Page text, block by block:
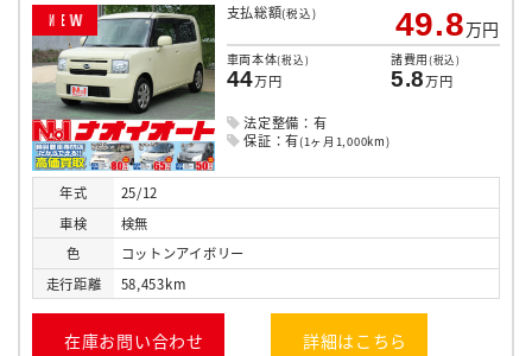
N E W 支払総額(税込) 49.8万円
車両本体(税込)
44万円
諸費用(税込)
5.8万円
法定整備：有
保証：有(1ヶ月1,000km)
年式
25/12
車検
検無
色
コットンアイボリー
走行距離 58,453km
在庫お問い合わせ 詳細はこちら